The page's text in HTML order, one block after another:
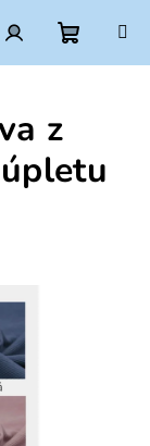
Prihlásenie
z